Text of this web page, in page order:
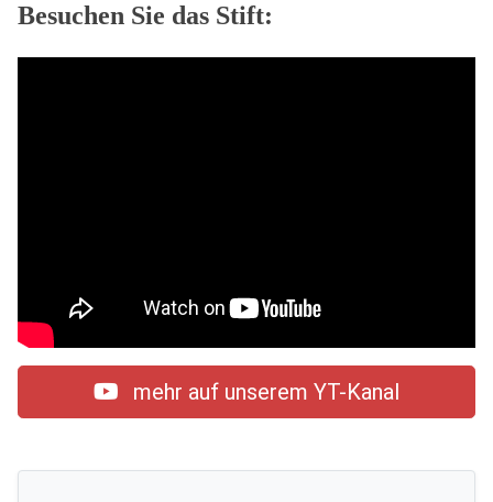
Besuchen Sie das Stift:
mehr auf unserem YT-Kanal